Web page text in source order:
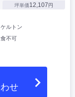
坪単価12,107円
ルトン
不可
せ